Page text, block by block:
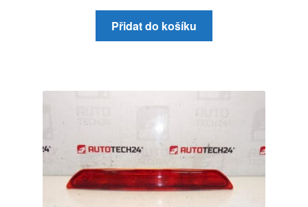
Přidat do košíku